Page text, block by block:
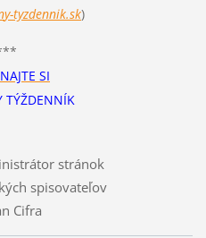
y-tyzdennik.sk)
SI
TÝŽDENNÍK
stránok
spisovateľov
Cifra